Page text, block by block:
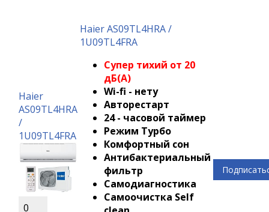
Haier
AS09TL4HRA
/
1U09TL4FRA
0
Haier AS09TL4HRA /
1U09TL4FRA
Супер тихий от 20
дБ(А)
Wi-fi - нету
Авторестарт
24 - часовой таймер
Режим Турбо
Комфортный сон
Антибактериальный
фильтр
Самодиагностика
Самоочистка Self